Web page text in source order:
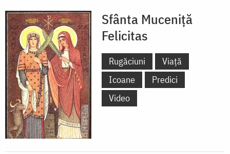
Sfânta Muceniță
Felicitas
Rugăciuni
Viață
Icoane
Predici
Video